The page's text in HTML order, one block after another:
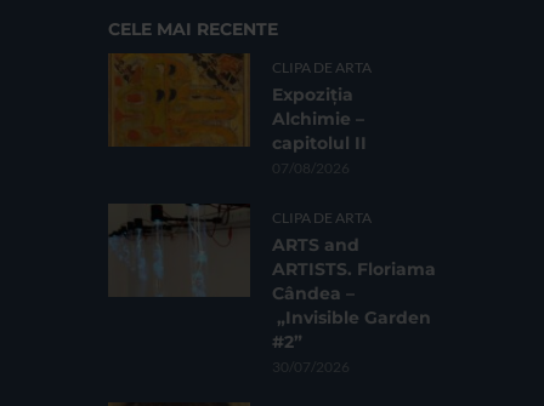
CELE MAI RECENTE
CLIPA DE ARTA
Expoziția
Alchimie –
capitolul II
07/08/2026
CLIPA DE ARTA
ARTS and
ARTISTS. Floriama
Cândea –
„Invisible Garden
#2”
30/07/2026